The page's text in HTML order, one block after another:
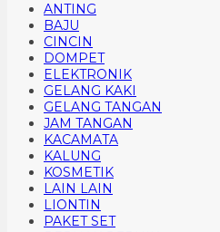
ANTING
BAJU
CINCIN
DOMPET
ELEKTRONIK
GELANG KAKI
GELANG TANGAN
JAM TANGAN
KACAMATA
KALUNG
KOSMETIK
LAIN LAIN
LIONTIN
PAKET SET